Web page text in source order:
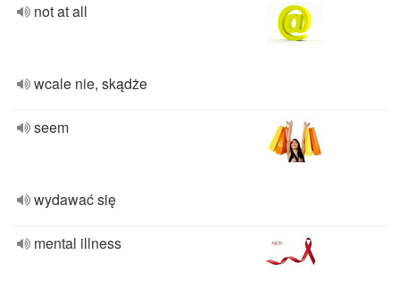
not at all
wcale nie, skądże
seem
wydawać się
mental illness